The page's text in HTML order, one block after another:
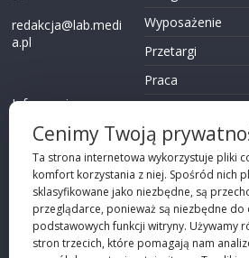
redakcja@lab.medi
a.pl
Informacje o
Przechodząc dalej,
akceptujeszpolity
kę prywatności
Wyposażenie
Przetargi
Praca
Kontakt
Cenimy Twoją
Ta strona internetowa wykorzystuje pliki
komfort korzystania z niej. Spośród nich
sklasyfikowane jako niezbędne, są
przeglądarce, ponieważ są niezbędne do
podstawowych funkcji witryny. Używamy
stron trzecich, które pomagają nam